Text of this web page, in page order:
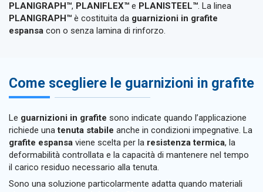
PLANIGRAPH™, PLANIFLEX™ e PLANISTEEL™. La linea
PLANIGRAPH™ è costituita da guarnizioni in grafite
espansa con o senza lamina di rinforzo.
Come scegliere le guarnizioni in grafite
Le guarnizioni in grafite sono indicate quando l’applicazione
richiede unatenuta stabile anche in condizioni impegnative. La
grafite espansa viene scelta per la resistenza termica, la
deformabilità controllata e la capacità di mantenere nel tempo
il carico residuo necessario alla tenuta.
Sono una soluzione particolarmente adatta quando materiali